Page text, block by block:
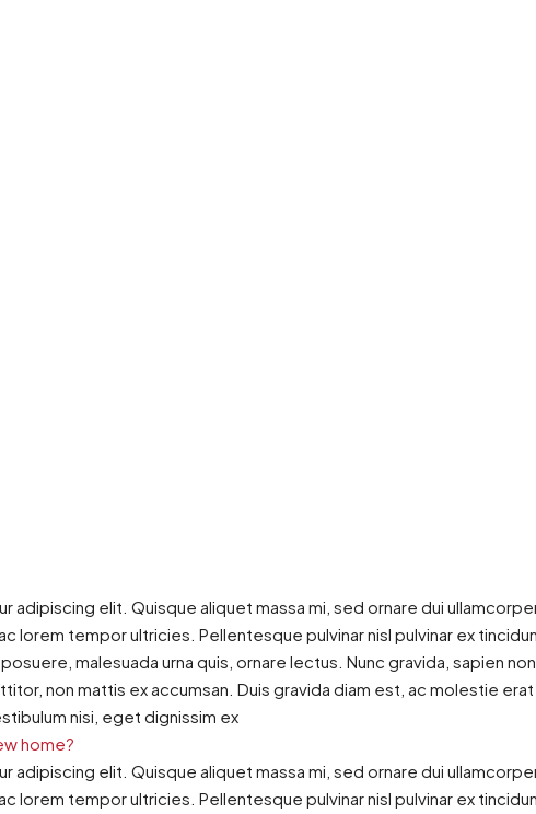
adipiscing elit. Quisque aliquet massa mi, sed ornare dui
lorem tempor ultricies. Pellentesque pulvinar nisl pulvinar ex
malesuada urna quis, ornare lectus. Nunc gravida, sapien
non mattis ex accumsan. Duis gravida diam est, ac molestie
nisi, eget dignissim ex
home?
adipiscing elit. Quisque aliquet massa mi, sed ornare dui
lorem tempor ultricies. Pellentesque pulvinar nisl pulvinar ex